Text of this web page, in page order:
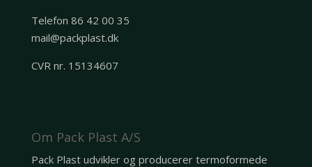
Telefon 86 42 00 35
mail@packplast.dk
CVR nr. 15134607
Om Pack Plast A/S
Pack Plast udvikler og producerer termoformede